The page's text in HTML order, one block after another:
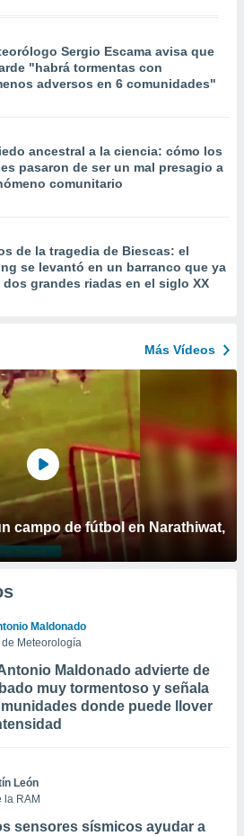
Sergio Escama avisa que
"habrá tormentas con
adversos en 6 comunidades"
ancestral a la ciencia: cómo los
pasaron de ser un mal presagio a
comunitario
de la tragedia de Biescas: el
se levantó en un barranco que ya
grandes riadas en el siglo XX
Más Vídeos
campo de fútbol en Narathiwat,
Maldonado
Meteorología
Maldonado advierte de
muy tormentoso y señala
donde puede llover
León
la RAM
sensores sísmicos ayudar a